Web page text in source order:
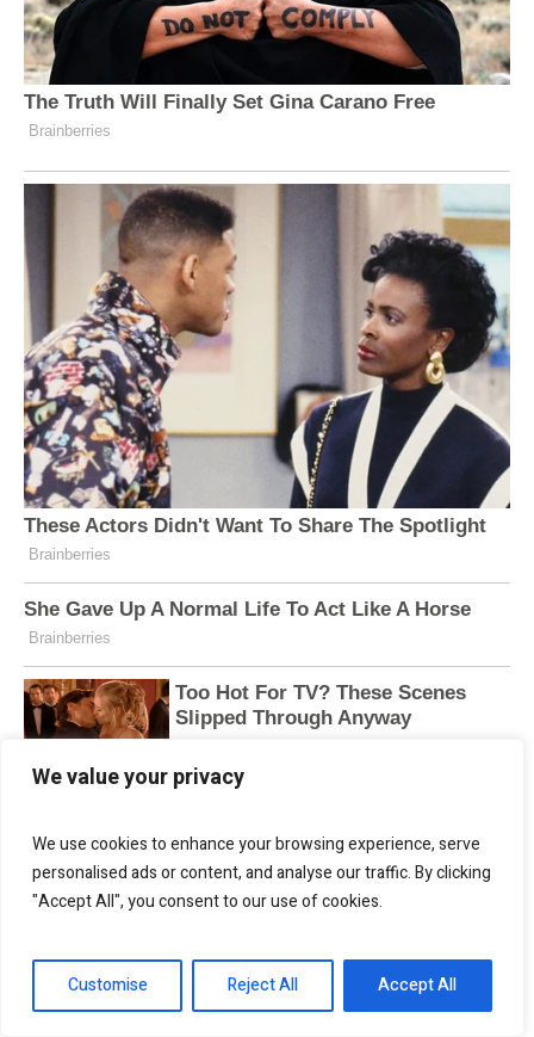
We value your privacy
We use cookies to enhance your browsing experience, serve
personalised ads or content, and analyse our traffic. By clicking
"Accept All", you consent to our use of cookies.
Customise Reject All Accept All